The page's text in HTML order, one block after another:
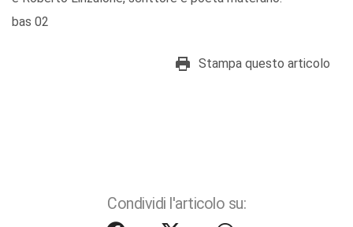
bas 02
Stampa questo articolo
Condividi l'articolo su: